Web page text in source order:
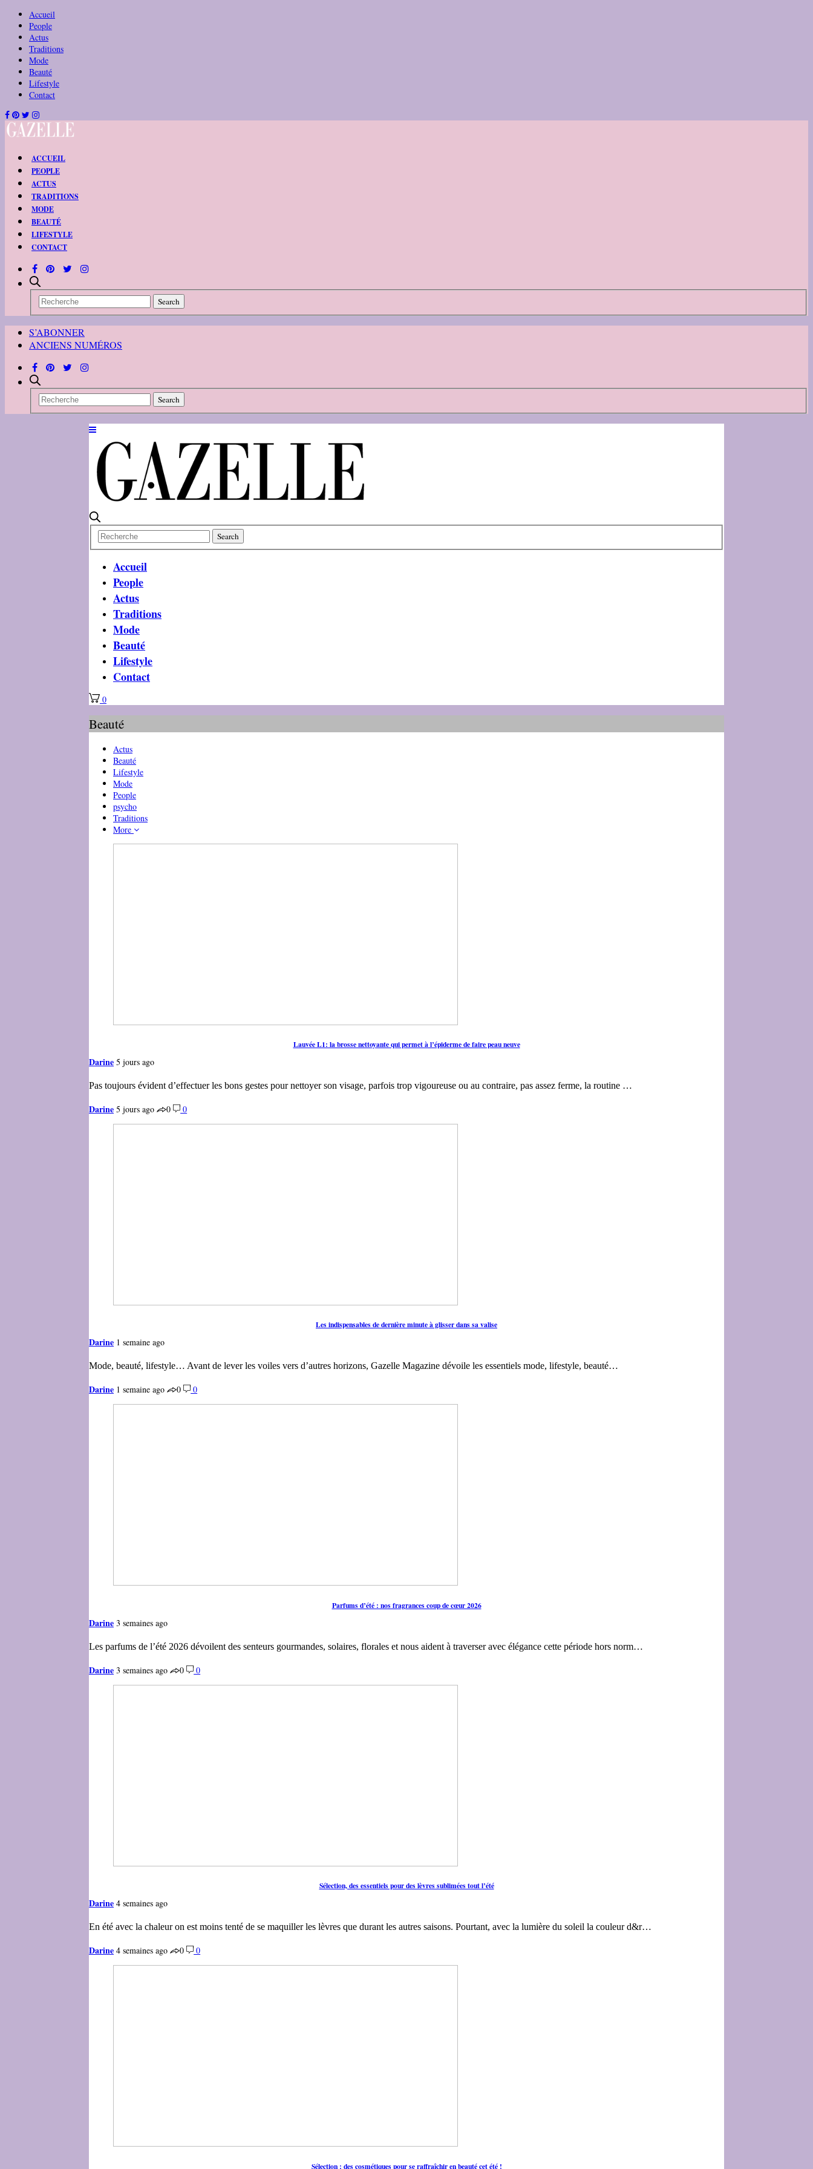
Accueil
People
Actus
Traditions
Mode
Beauté
Lifestyle
Contact
ACCUEIL
PEOPLE
ACTUS
TRADITIONS
MODE
BEAUTÉ
LIFESTYLE
CONTACT
S’ABONNER
ANCIENS NUMÉROS
Accueil
People
Actus
Traditions
Mode
Beauté
Lifestyle
Contact
0
Beauté
Actus
Beauté
Lifestyle
Mode
People
psycho
Traditions
More
Lauvée L1: la brosse nettoyante qui permet à l’épiderme de faire peau neuve
Darine 5 jours ago
Pas toujours évident d’effectuer les bons gestes pour nettoyer son visage, parfois trop vigoureuse ou au contraire, pas assez ferme, la routine …
Darine 5 jours ago 0 0
Les indispensables de dernière minute à glisser dans sa valise
Darine 1 semaine ago
Mode, beauté, lifestyle… Avant de lever les voiles vers d’autres horizons, Gazelle Magazine dévoile les essentiels mode, lifestyle, beauté…
Darine 1 semaine ago 0 0
Parfums d’été : nos fragrances coup de cœur 2026
Darine 3 semaines ago
Les parfums de l’été 2026 dévoilent des senteurs gourmandes, solaires, florales et nous aident à traverser avec élégance cette période hors norm…
Darine 3 semaines ago 0 0
Sélection, des essentiels pour des lèvres sublimées tout l’été
Darine 4 semaines ago
En été avec la chaleur on est moins tenté de se maquiller les lèvres que durant les autres saisons. Pourtant, avec la lumière du soleil la couleur d&r…
Darine 4 semaines ago 0 0
Sélection : des cosmétiques pour se raffraîchir en beauté cet été !